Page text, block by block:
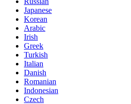
Japanese
Korean
Arabic
Irish
Greek
Turkish
Italian
Danish
Romanian
Indonesian
Czech